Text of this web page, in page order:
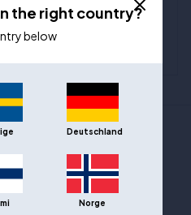
the right country?
below
Deutschland
Norge